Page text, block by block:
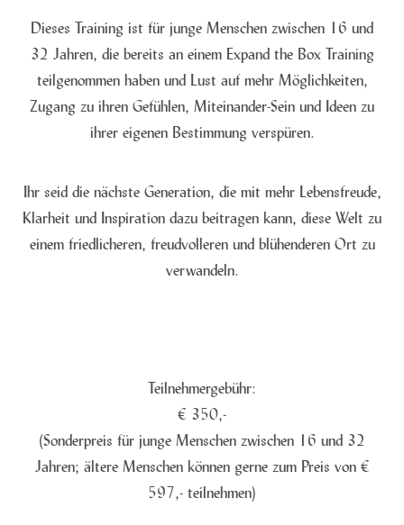
Dieses Training ist für junge Menschen zwischen 16 und
32 Jahren, die bereits an einem Expand the Box Training
teilgenommen haben und Lust auf mehr Möglichkeiten,
Zugang zu ihren Gefühlen, Miteinander-Sein und Ideen zu
ihrer eigenen Bestimmung verspüren.
Ihr seid die nächste Generation, die mit mehr Lebensfreude,
Klarheit und Inspiration dazu beitragen kann, diese Welt zu
einem friedlicheren, freudvolleren und blühenderen Ort zu
verwandeln.
Teilnehmergebühr:
€ 350,-
(Sonderpreis für junge Menschen zwischen 16 und 32
Jahren; ältere Menschen können gerne zum Preis von €
597,- teilnehmen)